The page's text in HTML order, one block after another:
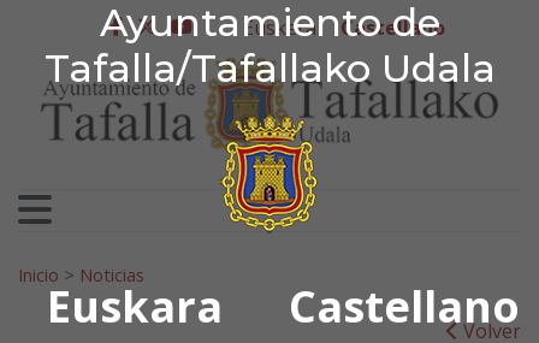
Ayuntamiento de
Tafalla/Tafallako Udala
Euskara Castellano
Ir al contenido
Ayuntamiento de
facebook
twitter
youtube
Euskera Castellano
Search for:
Inicio > Noticias
Volver